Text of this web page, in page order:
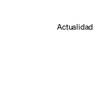
Actualidad